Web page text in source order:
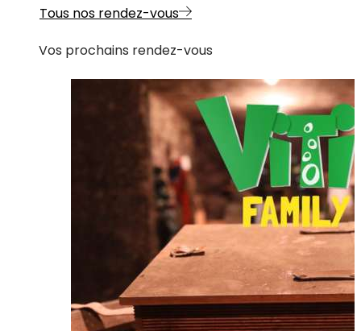
Tous nos rendez-vous
Vos prochains rendez-vous